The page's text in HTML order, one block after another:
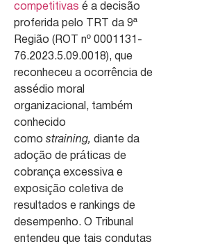
competitivas é a decisão
proferida pelo TRT da 9ª
Região (ROT nº 0001131-
76.2023.5.09.0018), que
reconheceu a ocorrência de
assédio moral
organizacional, também
conhecido
como straining, diante da
adoção de práticas de
cobrança excessiva e
exposição coletiva de
resultados e rankings de
desempenho. O Tribunal
entendeu que tais condutas